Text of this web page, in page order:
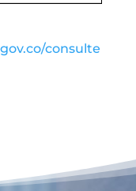
consulte